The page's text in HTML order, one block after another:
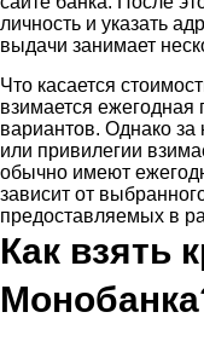
личность и указать
выдачи занимает
Что касается
взимается ежегодная
вариантов. Однако за
или привилегии
обычно имеют
зависит от
предоставляемых в
Как взять